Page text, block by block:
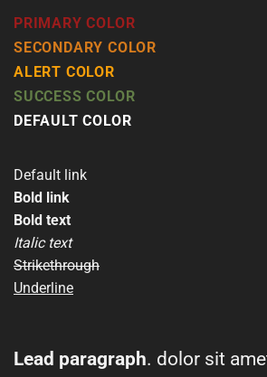
PRIMARY COLOR
SECONDARY COLOR
ALERT COLOR
SUCCESS COLOR
DEFAULT COLOR
Default link
Bold link
Bold text
Italic text
Strikethrough
Underline
Lead paragraph. dolor sit